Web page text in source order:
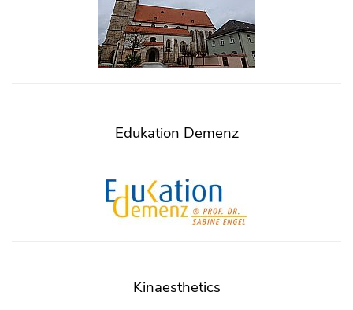
Edukation Demenz
Kinaesthetics